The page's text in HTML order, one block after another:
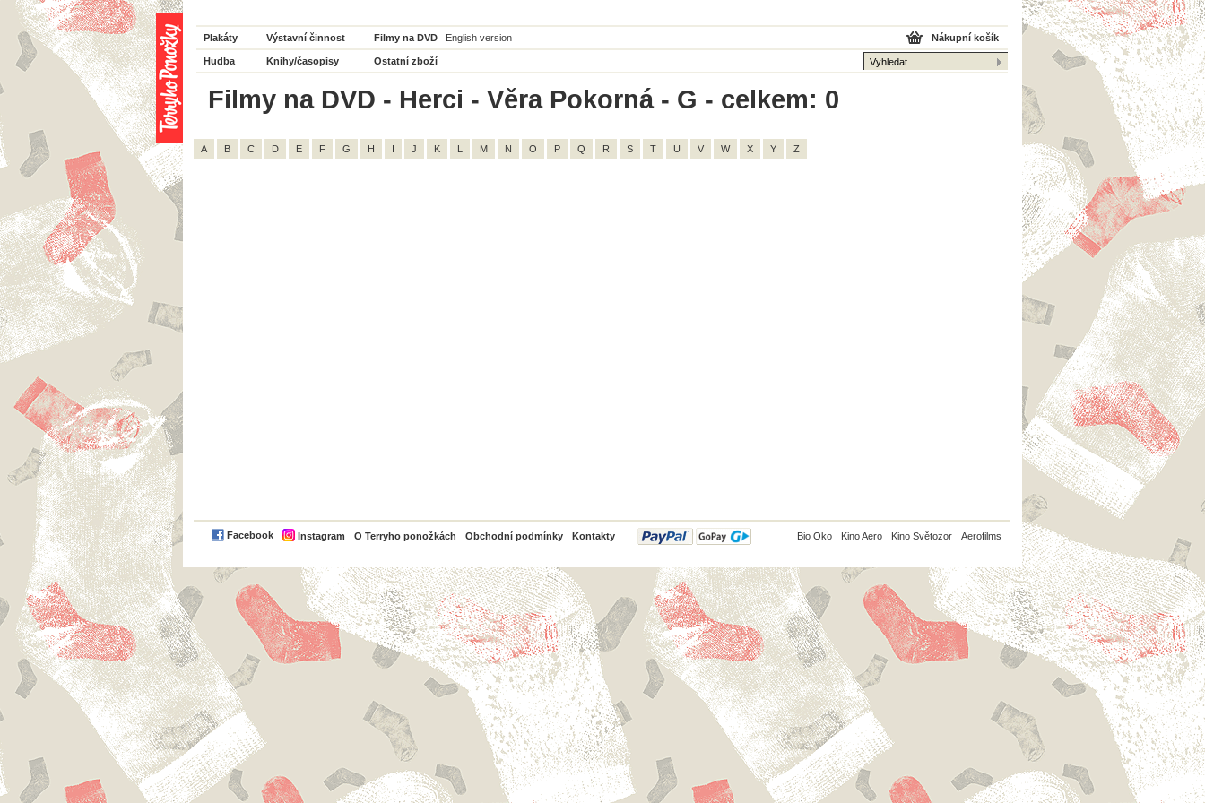
Plakáty Výstavní činnost Filmy na DVD English version
Hudba Knihy/časopisy Ostatní zboží
Nákupní košík
Filmy na DVD - Herci - Věra Pokorná - G - celkem: 0
A B C D E F G H I J K L M N O P Q R S T U V W X Y Z
Facebook Instagram O Terryho ponožkách Obchodní podmínky Kontakty
PayPal Bio Oko Kino Aero Kino Světozor Aerofilms